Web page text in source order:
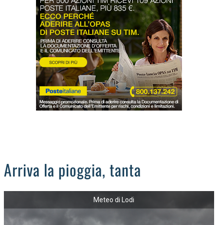
OROSCOPO
LA PIAZZA
ANIMALI
OCCHIO ALLA TRUFFA
NECROLOGI
Arriva la pioggia, tanta
Meteo di Lodi